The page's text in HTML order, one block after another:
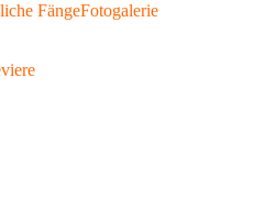
FängeFotogalerie